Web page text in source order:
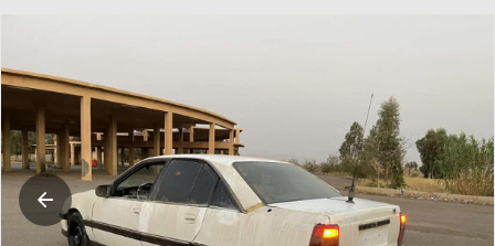
دیاریکراوەکانم
دوا بینراوەکان
چات